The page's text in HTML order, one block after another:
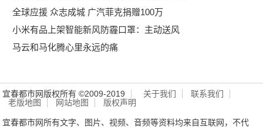
全球应援 众志成城 广汽菲克捐赠100万
小米有品上架智能新风防霾口罩：主动送风
马云和马化腾心里永远的痛
宜春都市网版权所有 ©2009-2019 关于我们
联系我们
老版地图
网站地图 版权声明
宜春都市网所有文字、图片、视频、音频等资料均来自互联网，不代